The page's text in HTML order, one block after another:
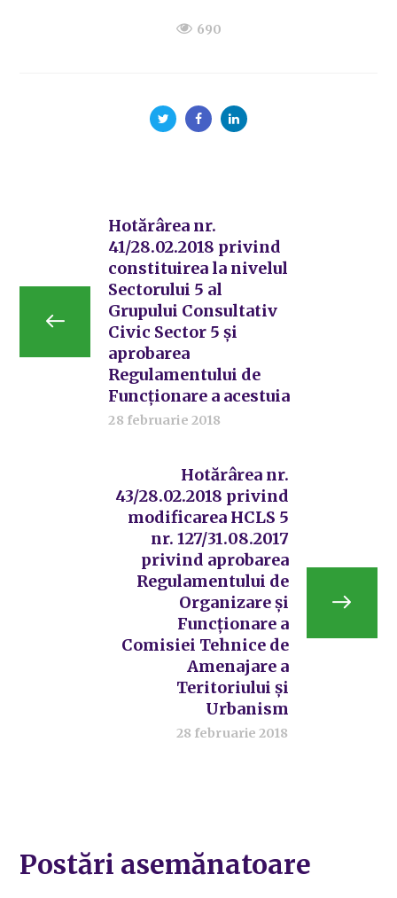
690
Hotărârea nr.
41/28.02.2018 privind
constituirea la nivelul
Sectorului 5 al
Grupului Consultativ
Civic Sector 5 și
aprobarea
Regulamentului de
Funcționare a acestuia
28 februarie 2018
Hotărârea nr.
43/28.02.2018 privind
modificarea HCLS 5
nr. 127/31.08.2017
privind aprobarea
Regulamentului de
Organizare și
Funcționare a
Comisiei Tehnice de
Amenajare a
Teritoriului și
Urbanism
28 februarie 2018
Postări asemănatoare